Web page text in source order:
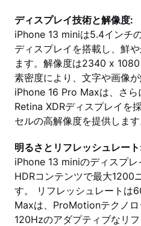
ディスプレイ技術と解像度:
iPhone 13 miniは5.4インチ
ディスプレイを搭載し、鮮
ます。解像度は2340 x
素密度により、文字や画像が
iPhone 16 Pro Maxは、さ
Retina XDRディスプレイを
セルの高解像度を提供します
明るさとリフレッシュレー
iPhone 13 miniのディスプレ
HDRコンテンツで最大1200
す。 リフレッシュレートは
Maxは、ProMotionテクノ
120Hzのアダプティブなリ